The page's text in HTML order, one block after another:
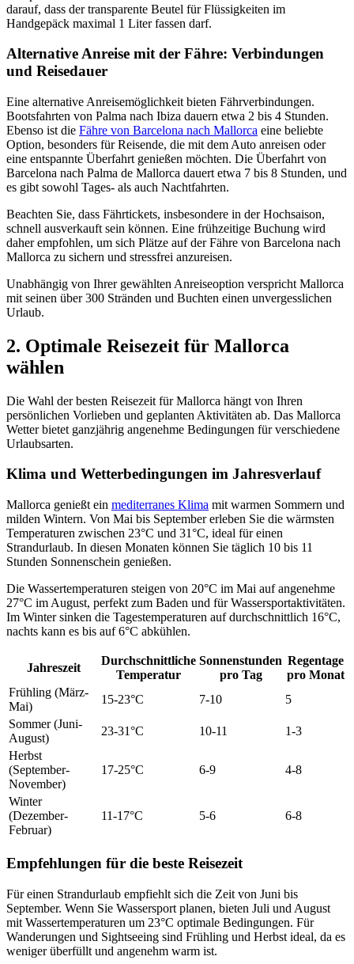
darauf, dass der transparente Beutel für Flüssigkeiten im
Handgepäck maximal 1 Liter fassen darf.
Alternative Anreise mit der Fähre: Verbindungen
und Reisedauer
Eine alternative Anreisemöglichkeit bieten Fährverbindungen.
Bootsfahrten von Palma nach Ibiza dauern etwa 2 bis 4 Stunden.
Ebenso ist die Fähre von Barcelona nach Mallorca eine beliebte
Option, besonders für Reisende, die mit dem Auto anreisen oder
eine entspannte Überfahrt genießen möchten. Die Überfahrt von
Barcelona nach Palma de Mallorca dauert etwa 7 bis 8 Stunden, und
es gibt sowohl Tages- als auch Nachtfahrten.
Beachten Sie, dass Fährtickets, insbesondere in der Hochsaison,
schnell ausverkauft sein können. Eine frühzeitige Buchung wird
daher empfohlen, um sich Plätze auf der Fähre von Barcelona nach
Mallorca zu sichern und stressfrei anzureisen.
Unabhängig von Ihrer gewählten Anreiseoption verspricht Mallorca
mit seinen über 300 Stränden und Buchten einen unvergesslichen
Urlaub.
2. Optimale Reisezeit für Mallorca
wählen
Die Wahl der besten Reisezeit für Mallorca hängt von Ihren
persönlichen Vorlieben und geplanten Aktivitäten ab. Das Mallorca
Wetter bietet ganzjährig angenehme Bedingungen für verschiedene
Urlaubsarten.
Klima und Wetterbedingungen im Jahresverlauf
Mallorca genießt ein mediterranes Klima mit warmen Sommern und
milden Wintern. Von Mai bis September erleben Sie die wärmsten
Temperaturen zwischen 23°C und 31°C, ideal für einen
Strandurlaub. In diesen Monaten können Sie täglich 10 bis 11
Stunden Sonnenschein genießen.
Die Wassertemperaturen steigen von 20°C im Mai auf angenehme
27°C im August, perfekt zum Baden und für Wassersportaktivitäten.
Im Winter sinken die Tagestemperaturen auf durchschnittlich 16°C,
nachts kann es bis auf 6°C abkühlen.
Jahreszeit
Durchschnittliche
Temperatur
Sonnenstunden
pro Tag
Regentage
pro Monat
Frühling (März-
Mai)
15-23°C 7-10
5
Sommer (Juni-
August)
23-31°C 10-11
1-3
Herbst
(September-
November)
17-25°C 6-9 4-8
Winter
(Dezember-
Februar)
11-17°C 5-6 6-8
Empfehlungen für die beste Reisezeit
Für einen Strandurlaub empfiehlt sich die Zeit von Juni bis
September. Wenn Sie Wassersport planen, bieten Juli und August
mit Wassertemperaturen um 23°C optimale Bedingungen. Für
Wanderungen und Sightseeing sind Frühling und Herbst ideal, da es
weniger überfüllt und angenehm warm ist.